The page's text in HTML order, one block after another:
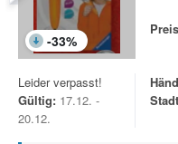
-33%
Leider verpasst!
Gültig: 17.12. -
20.12.